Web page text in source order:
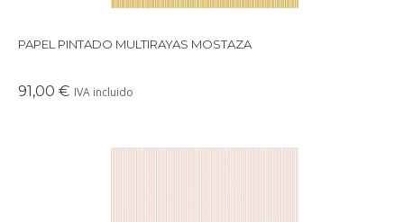
PAPEL PINTADO MULTIRAYAS MOSTAZA
91,00 € IVA incluido